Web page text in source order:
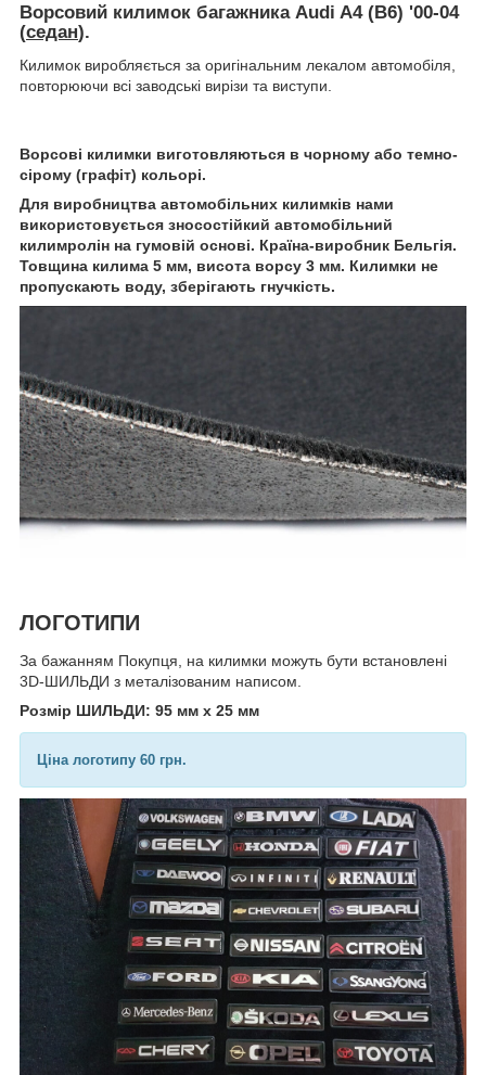
Ворсовий килимок багажника Audi A4 (B6) '00-04
(седан).
Килимок виробляється за оригінальним лекалом автомобіля,
повторюючи всі заводські вирізи та виступи.
Ворсові килимки виготовляються в чорному або темно-
сірому (графіт) кольорі.
Для виробництва автомобільних килимків нами
використовується зносостійкий автомобільний
килимролін на гумовій основі. Країна-виробник Бельгія.
Товщина килима 5 мм, висота ворсу 3 мм. Килимки не
пропускають воду, зберігають гнучкість.
ЛОГОТИПИ
За бажанням Покупця, на килимки можуть бути встановлені
3D-ШИЛЬДИ з металізованим написом.
Розмір ШИЛЬДИ: 95 мм х 25 мм
Ціна логотипу 60 грн.